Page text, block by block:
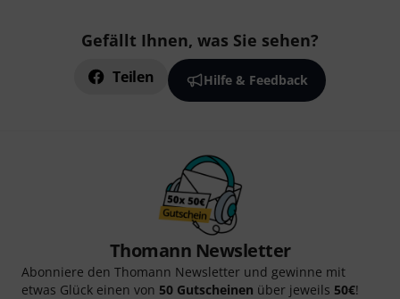
Gefällt Ihnen, was Sie sehen?
Teilen Hilfe & Feedback
Thomann Newsletter
Abonniere den Thomann Newsletter und gewinne mit
etwas Glück einen von 50 Gutscheinen über jeweils 50€!